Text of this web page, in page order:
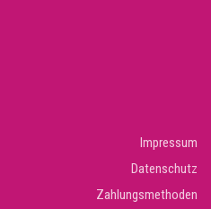
Impressum
Datenschutz
Zahlungsmethoden